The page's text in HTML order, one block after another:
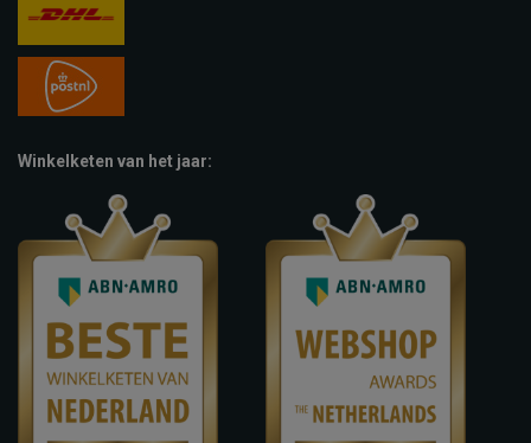
Winkelketen van het jaar: